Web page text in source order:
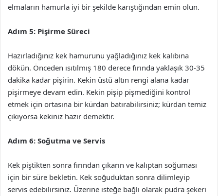
elmaların hamurla iyi bir şekilde karıştığından emin olun.
Adım 5: Pişirme Süreci
Hazırladığınız kek hamurunu yağladığınız kek kalıbına
dökün. Önceden ısıtılmış 180 derece fırında yaklaşık 30-35
dakika kadar pişirin. Kekin üstü altın rengi alana kadar
pişirmeye devam edin. Kekin pişip pişmediğini kontrol
etmek için ortasına bir kürdan batırabilirsiniz; kürdan temiz
çıkıyorsa kekiniz hazır demektir.
Adım 6: Soğutma ve Servis
Kek piştikten sonra fırından çıkarın ve kalıptan soğuması
için bir süre bekletin. Kek soğuduktan sonra dilimleyip
servis edebilirsiniz. Üzerine isteğe bağlı olarak pudra şekeri